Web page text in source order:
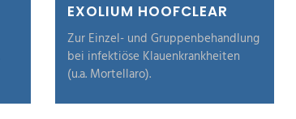
EXOLIUM HOOFCLEAR
Zur Einzel- und Gruppenbehandlung
bei infektiöse Klauenkrankheiten
(u.a. Mortellaro).